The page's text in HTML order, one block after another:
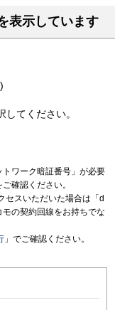
表示しています
てください。
トワーク暗証番号」が必要
ご確認ください。
セスいただいた場合は「d
の契約回線をお持ちでな
」でご確認ください。